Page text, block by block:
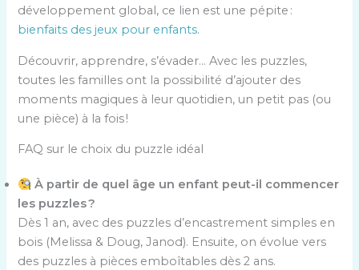
développement global, ce lien est une pépite :
bienfaits des jeux pour enfants.
Découvrir, apprendre, s’évader… Avec les puzzles,
toutes les familles ont la possibilité d’ajouter des
moments magiques à leur quotidien, un petit pas (ou
une pièce) à la fois !
FAQ sur le choix du puzzle idéal
À partir de quel âge un enfant peut-il commencer
les puzzles ?
Dès 1 an, avec des puzzles d’encastrement simples en
bois (Melissa & Doug, Janod). Ensuite, on évolue vers
des puzzles à pièces emboîtables dès 2 ans.